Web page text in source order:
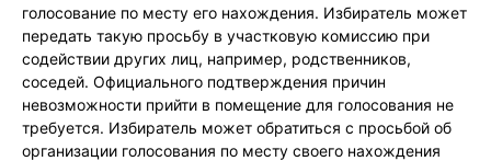
голосование по месту его нахождения. Избиратель может
передать такую просьбу в участковую комиссию при
содействии других лиц, например, родственников,
соседей. Официального подтверждения причин
невозможности прийти в помещение для голосования не
требуется. Избиратель может обратиться с просьбой об
организации голосования по месту своего нахождения